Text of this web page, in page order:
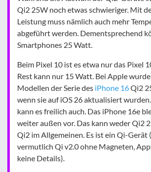
Qi2 25W noch etwas schwieriger. Mit
Leistung muss nämlich auch mehr
abgeführt werden. Dementsprechend
Smartphones 25 Watt.
Beim Pixel 10 ist es etwa nur das Pixel
Rest kann nur 15 Watt. Bei Apple
Modellen der Serie des iPhone 16Qi2
wenn sie auf iOS 26 aktualisiert
kann es freilich auch. Das iPhone 16e
weiter außen vor. Das kann weder Qi2
Qi2 im Allgemeinen. Es ist ein Qi-Gerät
vermutlich Qi v2.0 ohne Magneten,
keine Details).